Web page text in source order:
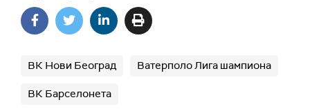
ВК Нови Београд Ватерполо Лига шампиона
ВК Барселонета